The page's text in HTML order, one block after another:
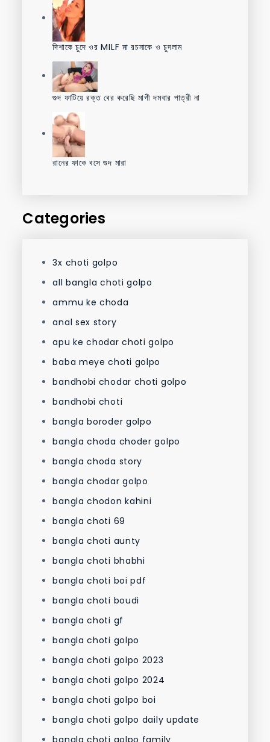
দিশাকে চুদে ওর MILF মা রচনাকে ও চুদলাম
গুদ ফাটিয়ে রক্ত বের করেছি মাগী দমবার পাত্রী না
রানের ফাকে বসে গুদ মারা
Categories
3x choti golpo
all bangla choti golpo
ammu ke choda
anal sex story
apu ke chodar choti golpo
baba meye choti golpo
bandhobi chodar choti golpo
bandhobi choti
bangla boroder golpo
bangla choda choder golpo
bangla choda story
bangla chodar golpo
bangla chodon kahini
bangla choti 69
bangla choti aunty
bangla choti bhabhi
bangla choti boi pdf
bangla choti boudi
bangla choti gf
bangla choti golpo
bangla choti golpo 2023
bangla choti golpo 2024
bangla choti golpo boi
bangla choti golpo daily update
bangla choti golpo family